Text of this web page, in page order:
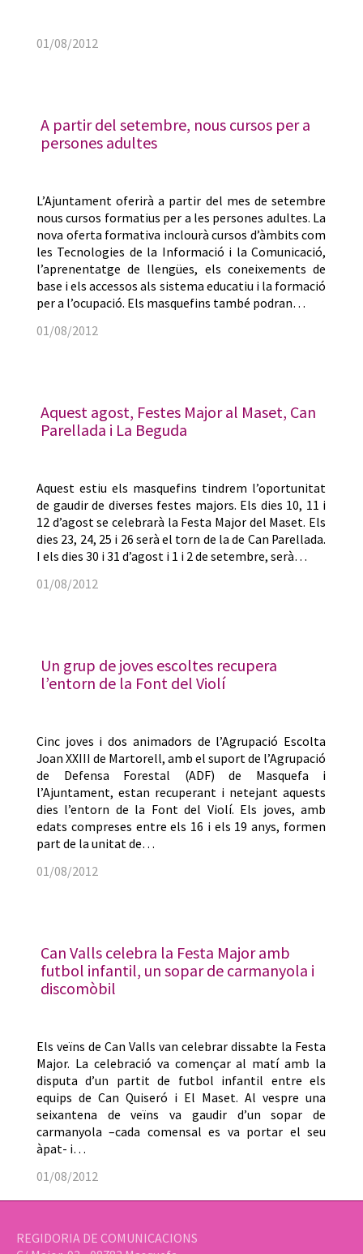
01/08/2012
A partir del setembre, nous cursos per a
persones adultes
L’Ajuntament oferirà a partir del mes de setembre
nous cursos formatius per a les persones adultes. La
nova oferta formativa inclourà cursos d’àmbits com
les Tecnologies de la Informació i la Comunicació,
l’aprenentatge de llengües, els coneixements de
base i els accessos als sistema educatiu i la formació
per a l’ocupació. Els masquefins també podran…
01/08/2012
Aquest agost, Festes Major al Maset, Can
Parellada i La Beguda
Aquest estiu els masquefins tindrem l’oportunitat
de gaudir de diverses festes majors. Els dies 10, 11 i
12 d’agost se celebrarà la Festa Major del Maset. Els
dies 23, 24, 25 i 26 serà el torn de la de Can Parellada.
I els dies 30 i 31 d’agost i 1 i 2 de setembre, serà…
01/08/2012
Un grup de joves escoltes recupera
l’entorn de la Font del Violí
Cinc joves i dos animadors de l’Agrupació Escolta
Joan XXIII de Martorell, amb el suport de l’Agrupació
de Defensa Forestal (ADF) de Masquefa i
l’Ajuntament, estan recuperant i netejant aquests
dies l’entorn de la Font del Violí. Els joves, amb
edats compreses entre els 16 i els 19 anys, formen
part de la unitat de…
01/08/2012
Can Valls celebra la Festa Major amb
futbol infantil, un sopar de carmanyola i
discomòbil
Els veïns de Can Valls van celebrar dissabte la Festa
Major. La celebració va començar al matí amb la
disputa d’un partit de futbol infantil entre els
equips de Can Quiseró i El Maset. Al vespre una
seixantena de veïns va gaudir d’un sopar de
carmanyola –cada comensal es va portar el seu
àpat- i…
01/08/2012
REGIDORIA DE COMUNICACIONS